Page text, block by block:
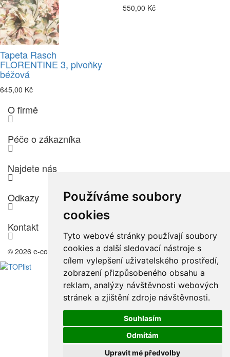
Používáme soubory
cookies
Tyto webové stránky používají soubory
cookies a další sledovací nástroje s
cílem vylepšení uživatelského prostředí,
zobrazení přizpůsobeného obsahu a
reklam, analýzy návštěvnosti webových
stránek a zjištění zdroje návštěvnosti.
Souhlasím
Odmítám
Upravit mé předvolby
Tapeta Rasch
FLORENTINE 3, pivoňky
béžová
645,00 Kč
550,00 Kč
O firmě
Péče o zákazníka
Najdete nás
Odkazy
Kontakt
© 2026 e-color.cz